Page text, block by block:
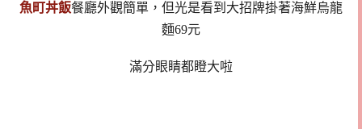
魚町丼飯餐廳外觀簡單，但光是看到大招牌掛著海鮮烏龍
麵69元
滿分眼睛都瞪大啦